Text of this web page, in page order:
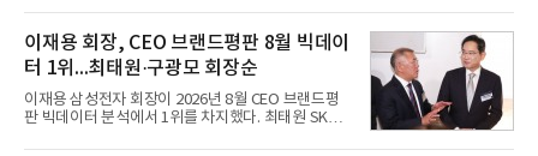
17% 증가하
장비 설치 없이 일고리즘 만으로 선박의 탄소 배출량
을 모니터링 및 예측하며, 연료 소비를 최소화하는 운
항 가이드라인을 제공한다.오션와이즈의 핵심 기능은
CI(탄소집약도지수) 실시간 관리 예측, 시 기반 최적
항로 추천, 선단 관리 등이다. HD현대오일뱅크와의
실증에서는 총 13개 구간, 10만6000km 항해를 통해
평균 5.3%의 연료 질감 효과를 입증했다. 이는 연간 1
이재용 회장, CEO 브랜드평판 8월 빅데이
터 1위...최태원·구광모 회장순
이재용 삼성전자 회장이 2026년 8월 CEO 브랜드평
판 빅데이터 분석에서 1위를 차지했다. 최태원 SK그